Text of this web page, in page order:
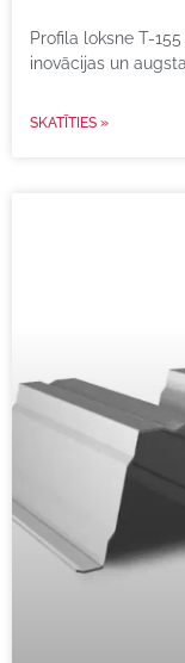
Profila loksne T-
inovācijas un
SKATĪTIES »